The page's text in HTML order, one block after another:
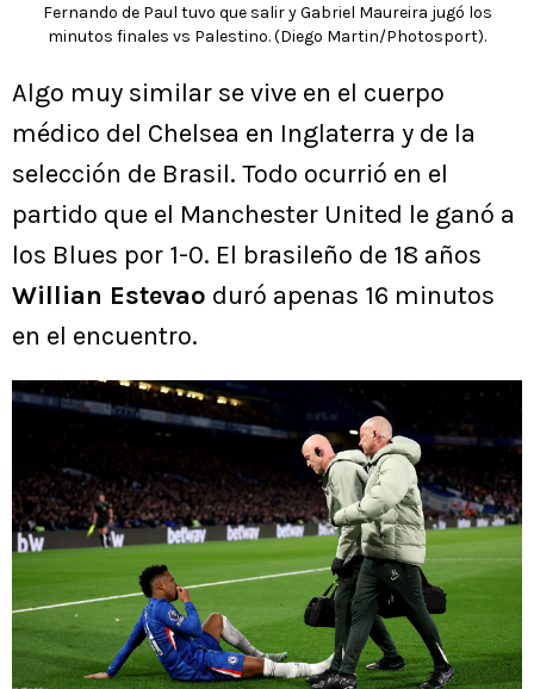
Fernando de Paul tuvo que salir y Gabriel Maureira jugó los
minutos finales vs Palestino. (Diego Martin/Photosport).
Algo muy similar se vive en el cuerpo
médico del Chelsea en Inglaterra y de la
selección de Brasil. Todo ocurrió en el
partido que el Manchester United le ganó a
los Blues por 1-0. El brasileño de 18 años
Willian Estevao duró apenas 16 minutos
en el encuentro.